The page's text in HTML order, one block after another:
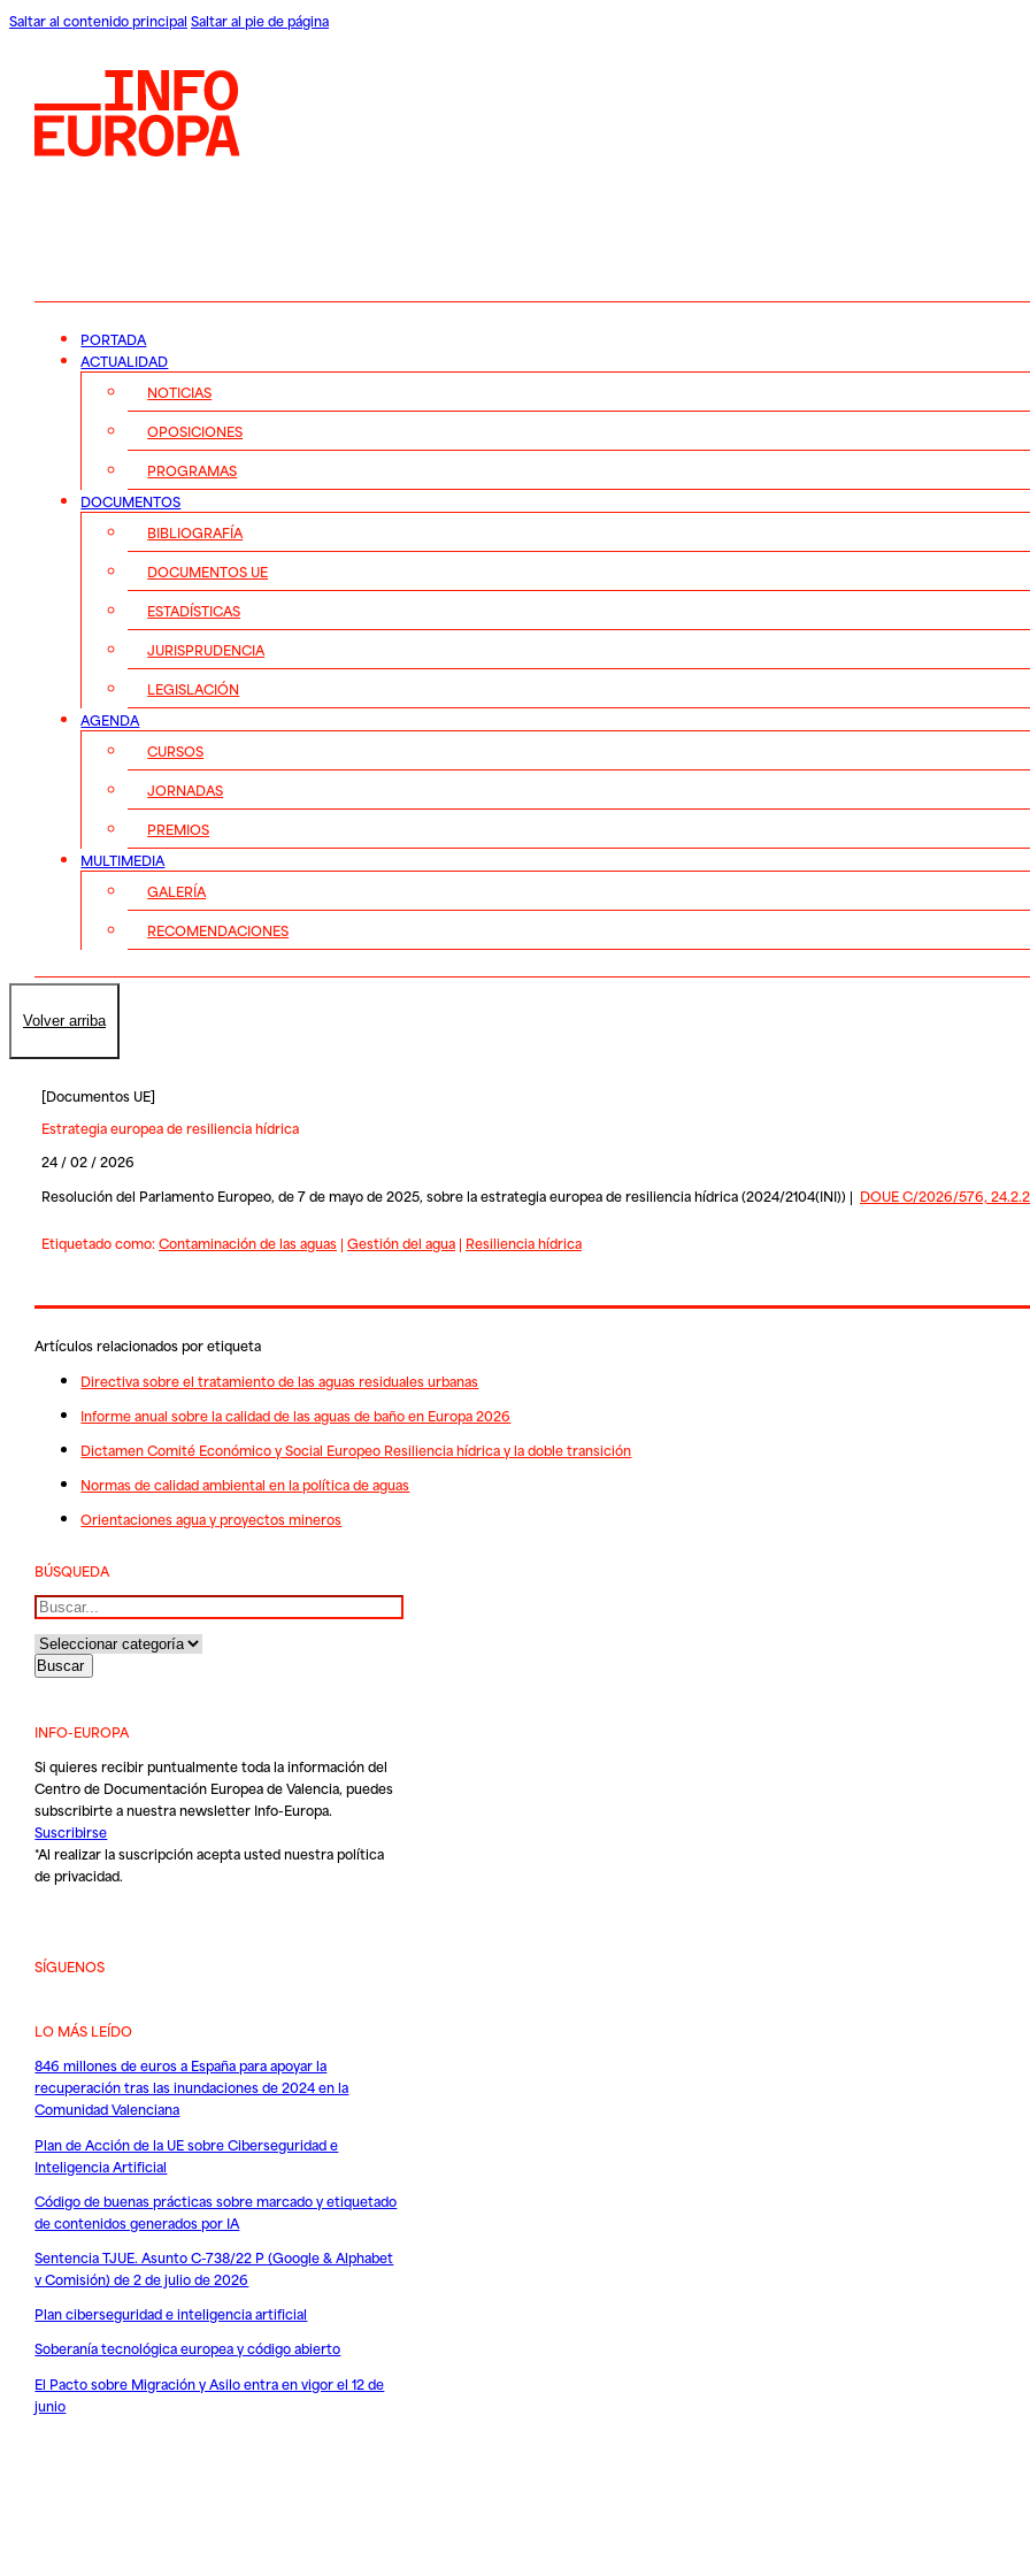
Saltar al contenido principal Saltar al pie de página
PORTADA
ACTUALIDAD
NOTICIAS
OPOSICIONES
PROGRAMAS
DOCUMENTOS
BIBLIOGRAFÍA
DOCUMENTOS UE
ESTADÍSTICAS
JURISPRUDENCIA
LEGISLACIÓN
AGENDA
CURSOS
JORNADAS
PREMIOS
MULTIMEDIA
GALERÍA
RECOMENDACIONES
Volver arriba
[Documentos UE]
Estrategia europea de resiliencia hídrica
24 / 02 / 2026
Resolución del Parlamento Europeo, de 7 de mayo de 2025, sobre la estrategia europea de resiliencia hídrica (2024/2104(INI)) | DOUE C/2026/576,
Etiquetado como:Contaminación de las aguas| Gestión del agua| Resiliencia hídrica
Artículos relacionados por etiqueta
Directiva sobre el tratamiento de las aguas residuales urbanas
Informe anual sobre la calidad de las aguas de baño en Europa 2026
Dictamen Comité Económico y Social Europeo Resiliencia hídrica y la doble transición
Normas de calidad ambiental en la política de aguas
Orientaciones agua y proyectos mineros
BÚSQUEDA
Buscar
INFO-EUROPA
Si quieres recibir puntualmente toda la información del
Centro de Documentación Europea de Valencia, puedes
subscribirte a nuestra newsletter Info-Europa.
Suscribirse
*Al realizar la suscripción acepta usted nuestrapolítica
de privacidad.
SÍGUENOS
LO MÁS LEÍDO
846 millones de euros a España para apoyar la
recuperación tras las inundaciones de 2024 en la
Comunidad Valenciana
Plan de Acción de la UE sobre Ciberseguridad e
Inteligencia Artificial
Código de buenas prácticas sobre marcado y etiquetado
de contenidos generados por IA
Sentencia TJUE. Asunto C-738/22 P (Google & Alphabet
v Comisión) de 2 de julio de 2026
Plan ciberseguridad e inteligencia artificial
Soberanía tecnológica europea y código abierto
El Pacto sobre Migración y Asilo entra en vigor el 12 de
junio